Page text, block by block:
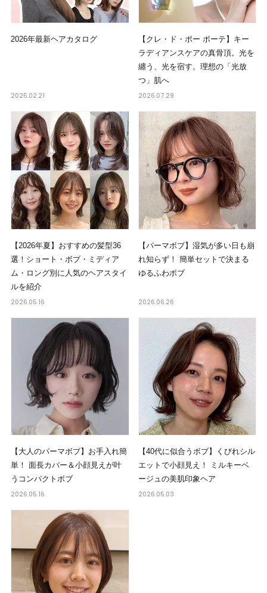
2026年最新ヘアカタログ
2025.02.21
【クレ・ド・ポー ボーテ】キー
ラディアンスケアの真骨頂。光を
纏う、光を宿す。理想の「光放
つ」肌へ
2026.07.29
【2026年夏】おすすめの髪型36
選！ショート・ボブ・ミディア
ム・ロング別に人気のヘアスタイ
ルを紹介
2026.05.16
【パーマボブ】湿気が多い日も崩
れ知らず！ 簡単セットで決まる
ゆるふわボブ
2026.06.26
【大人のパーマボブ】お手入れ簡
単！ 面長カバー＆小顔見えが叶
うコンパクトボブ
2026.05.16
【40代に似合うボブ】くびれシル
エットで小顔見え！ ミルキーベ
ージュの美肌印象ヘア
2026.05.03